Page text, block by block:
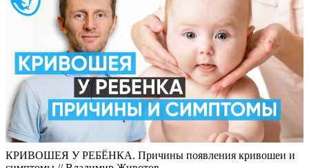
КРИВОШЕЯ У РЕБЁНКА. Причины появления кривошеи и